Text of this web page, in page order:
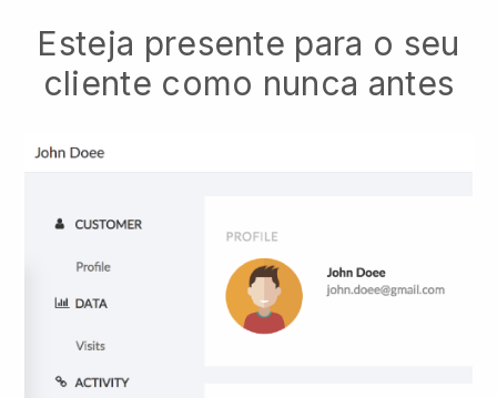
Esteja presente para o seu
cliente como nunca antes